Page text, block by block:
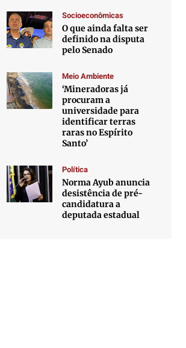
Socioeconômicas
O que ainda falta ser
definido na disputa
pelo Senado
Meio Ambiente
‘Mineradoras já
procuram a
universidade para
identificar terras
raras no Espírito
Santo’
Política
Norma Ayub anuncia
desistência de pré-
candidatura a
deputada estadual